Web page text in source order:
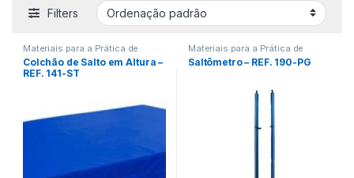
Filters
Materiais para a Prática de
Esportes
Colchão de Salto em Altura –
REF. 141-ST
Materiais para a Prática de
Esportes
Saltômetro – REF. 190-PG